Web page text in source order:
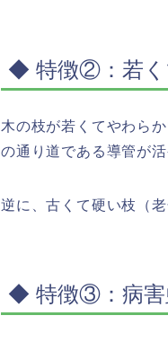
◆ 特徴②：若く
木の枝が若くてやわら
の通り道である導管が
逆に、古くて硬い枝（
◆ 特徴③：病害